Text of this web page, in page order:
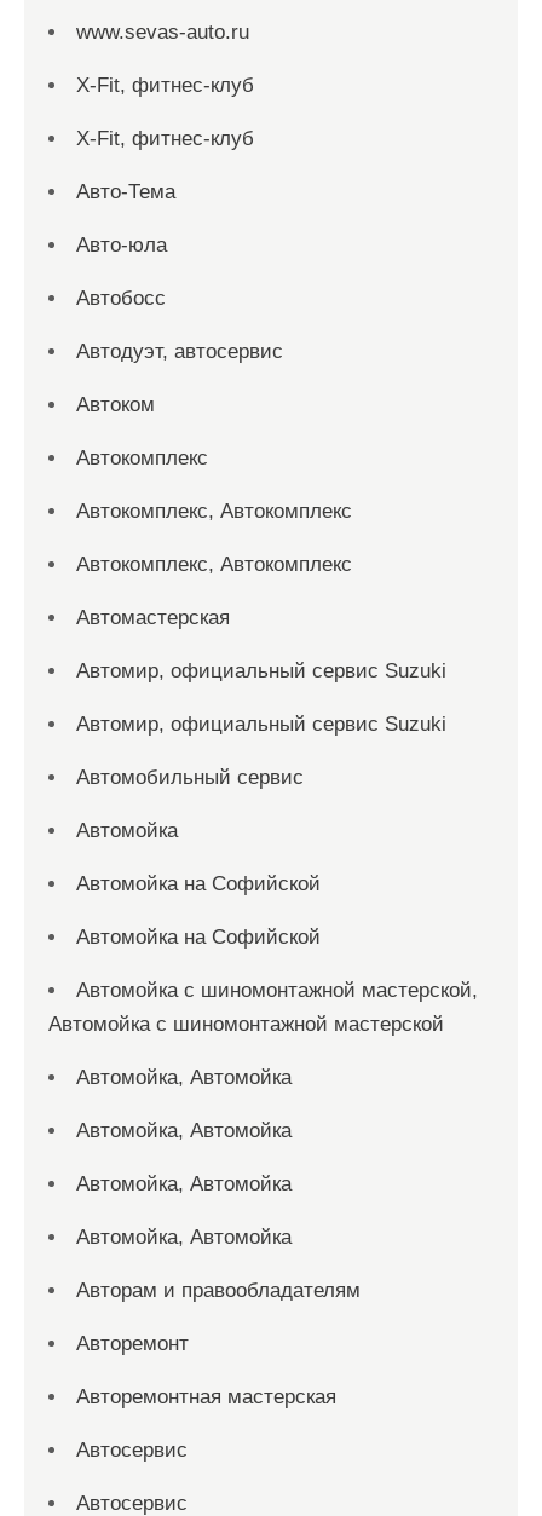
www.sevas-auto.ru
X-Fit, фитнес-клуб
X-Fit, фитнес-клуб
Авто-Тема
Авто-юла
Автобосс
Автодуэт, автосервис
Автоком
Автокомплекс
Автокомплекс, Автокомплекс
Автокомплекс, Автокомплекс
Автомастерская
Автомир, официальный сервис Suzuki
Автомир, официальный сервис Suzuki
Автомобильный сервис
Автомойка
Автомойка на Софийской
Автомойка на Софийской
Автомойка с шиномонтажной мастерской,
Автомойка с шиномонтажной мастерской
Автомойка, Автомойка
Автомойка, Автомойка
Автомойка, Автомойка
Автомойка, Автомойка
Авторам и правообладателям
Авторемонт
Авторемонтная мастерская
Автосервис
Автосервис